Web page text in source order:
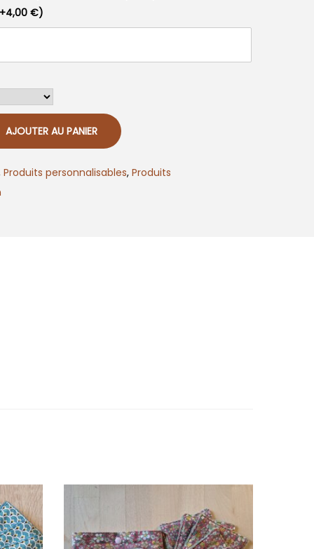
4,00 €)
AJOUTER AU PANIER
Produits personnalisables, Produits